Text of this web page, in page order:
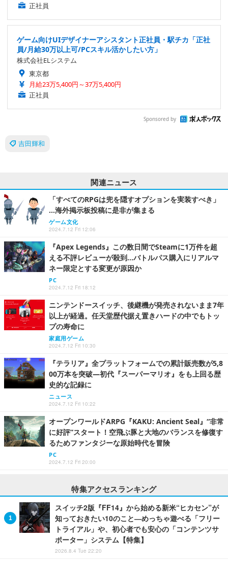
正社員
ゲーム向けUIデザイナーアシスタント正社員・駅チカ「正社
員/月給30万以上可/PCスキル活かしたい方」
株式会社ELシステム
東京都
月給23万5,400円～37万5,400円
正社員
Sponsored by
吉田輝和
関連ニュース
「すべてのRPGは兜を隠すオプションを実装すべき」
…海外掲示板投稿に是非が集まる
ゲーム文化
2024.7.12 Fri 12:06
『Apex Legends』この数日間でSteamに1万件を超
える不評レビューが殺到…バトルパス購入にリアルマ
ネー限定とする変更が原因か
PC
2024.7.12 Fri 18:12
ニンテンドースイッチ、後継機が発売されないまま7年
以上が経過。任天堂歴代据え置きハードの中でもトッ
プの寿命に
家庭用ゲーム
2024.7.12 Fri 10:30
『テラリア』全プラットフォームでの累計販売数が5,8
00万本を突破―初代『スーパーマリオ』をも上回る歴
史的な記録に
ニュース
2024.7.12 Fri 10:22
オープンワールドARPG『KAKU: Ancient Seal』“非常
に好評”スタート！空飛ぶ豚と大地のバランスを修復す
るためファンタジーな原始時代を冒険
PC
2024.7.12 Fri 20:00
特集アクセスランキング
スイッチ2版『FF14』から始める新米“ヒカセン”が
知っておきたい10のこと―めっちゃ遊べる「フリー
トライアル」や、初心者でも安心の「コンテンツサ
ポーター」システム【特集】
2026.8.4 Tue 22:20